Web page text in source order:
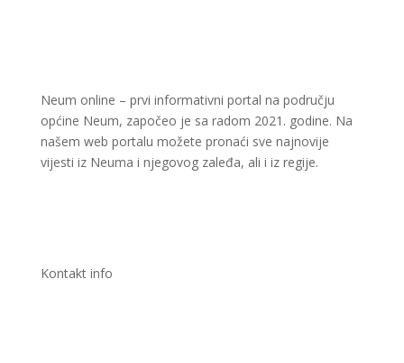
Neum online – prvi informativni portal na području
općine Neum, započeo je sa radom 2021. godine. Na
našem web portalu možete pronaći sve najnovije
vijesti iz Neuma i njegovog zaleđa, ali i iz regije.
Kontakt info